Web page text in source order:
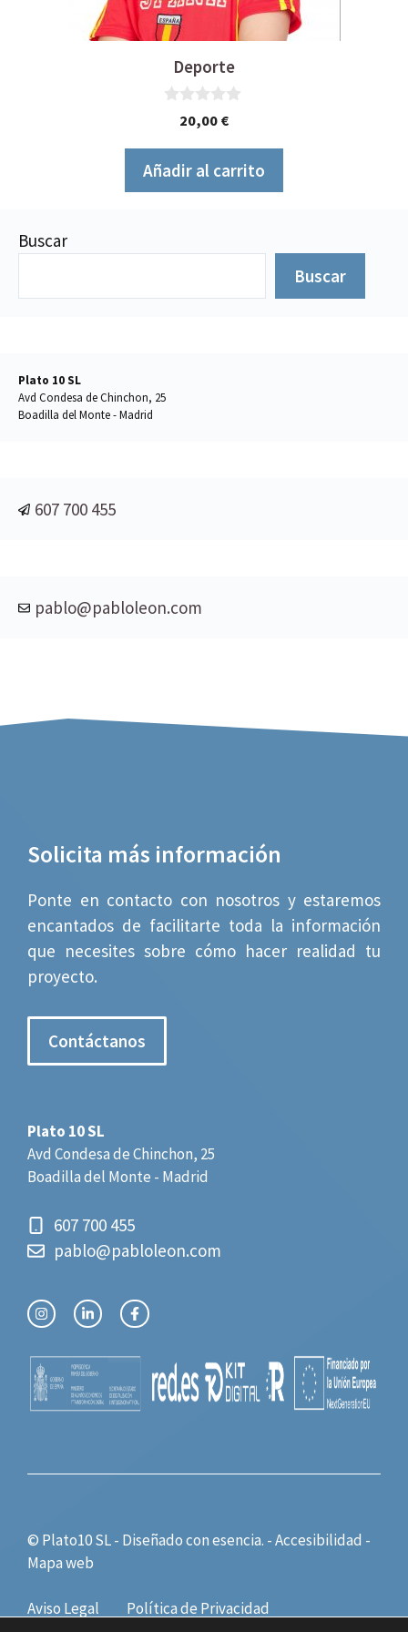
Deporte
20,00 €
Añadir al carrito
Buscar
Buscar
Plato 10 SL
Avd Condesa de Chinchon, 25
Boadilla del Monte - Madrid
607 700 455
pablo@pabloleon.com
Solicita más información
Ponte en contacto con nosotros y estaremos
encantados de facilitarte toda la información
que necesites sobre cómo hacer realidad tu
proyecto.
Contáctanos
Plato 10 SL
Avd Condesa de Chinchon, 25
Boadilla del Monte - Madrid
607 700 455
pablo@pabloleon.com
© Plato10 SL - Diseñado conesencia. -Accesibilidad -
Mapa web
Aviso Legal
Política de Privacidad